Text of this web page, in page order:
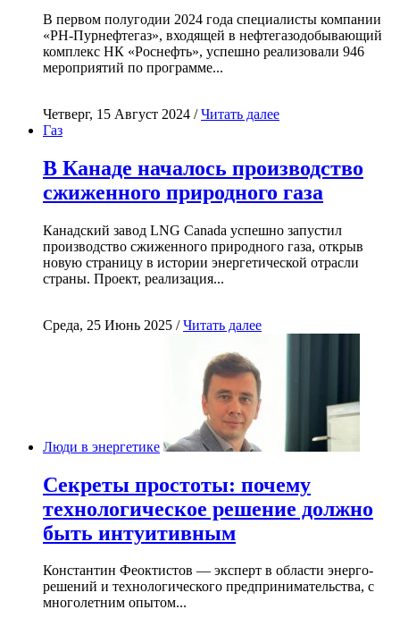
В первом полугодии 2024 года специалисты компании
«РН-Пурнефтегаз», входящей в нефтегазодобывающий
комплекс НК «Роснефть», успешно реализовали 946
мероприятий по программе...
Четверг, 15 Август 2024 /Читать далее
Газ
В Канаде началось производство
сжиженного природного газа
Канадский завод LNG Canada успешно запустил
производство сжиженного природного газа, открыв
новую страницу в истории энергетической отрасли
страны. Проект, реализация...
Среда, 25 Июнь 2025 /Читать далее
Люди в энергетике
Секреты простоты: почему
технологическое решение должно
быть интуитивным
Константин Феоктистов — эксперт в области энерго-
решений и технологического предпринимательства, с
многолетним опытом...